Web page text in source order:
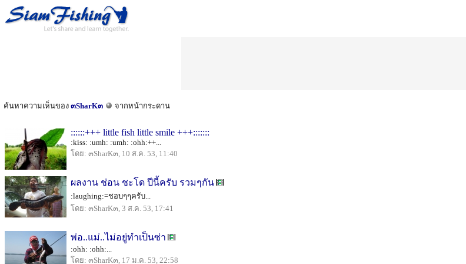
ค้นหาความเห็นของ ๓SharK๓ จากหน้ากระดาน
::::::+++ little fish little smile +++:::::::
:kiss: :umh: :umh: :ohh:++...
โดย: ๓SharK๓, 10 ส.ค. 53, 11:40
ผลงาน ช่อน ชะโด ปีนี้ครับ รวมๆกัน
:laughing:=ชอบๆๆครับ...
โดย: ๓SharK๓, 3 ส.ค. 53, 17:41
พ่อ..แม่..ไม่อยู่ทำเป็นซ่า
:ohh: :ohh:...
โดย: ๓SharK๓, 17 ม.ค. 53, 22:58